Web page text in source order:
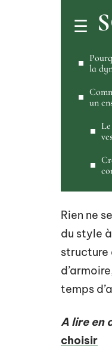
la
un
Rien ne
du style
structure
temps
A lire en
choisir